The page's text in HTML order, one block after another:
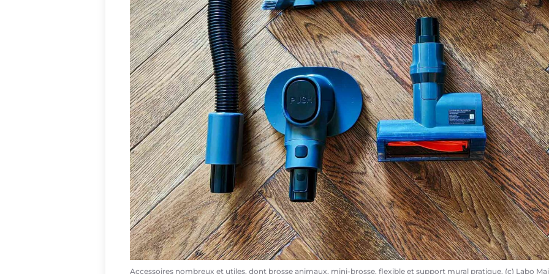
Accessoires nombreux et utiles, dont brosse animaux, mini-brosse, flexible et support mural pratique. (c) Labo